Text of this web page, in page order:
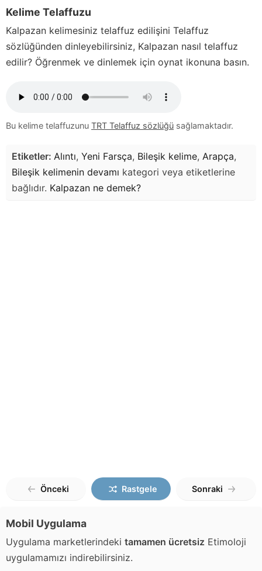
Kelime Telaffuzu
Kalpazan kelimesiniz telaffuz edilişini Telaffuz
sözlüğünden dinleyebilirsiniz, Kalpazan nasıl telaffuz
edilir? Öğrenmek ve dinlemek için oynat ikonuna basın.
Bu kelime telaffuzunu TRT Telaffuz sözlüğü sağlamaktadır.
Etiketler: Alıntı, Yeni Farsça, Bileşik kelime, Arapça,
Bileşik kelimenin devamı kategori veya etiketlerine
bağlıdır. Kalpazan ne demek?
Önceki Rastgele Sonraki
Mobil Uygulama
Uygulama marketlerindeki tamamen ücretsiz Etimoloji
uygulamamızı indirebilirsiniz.